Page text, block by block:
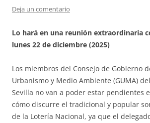
Deja un comentario
Lo hará en una reunión extraordinaria
lunes 22 de diciembre (2025)
Los miembros del Consejo de Gobierno
Urbanismo y Medio Ambiente (GUMA)
Sevilla no van a poder estar pendientes
cómo discurre el tradicional y popular
de la Lotería Nacional, ya que el